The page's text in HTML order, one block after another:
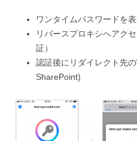
ワンタイムパスワードを
リバースプロキシへアク
証）
認証後にリダイレクト先
SharePoint)